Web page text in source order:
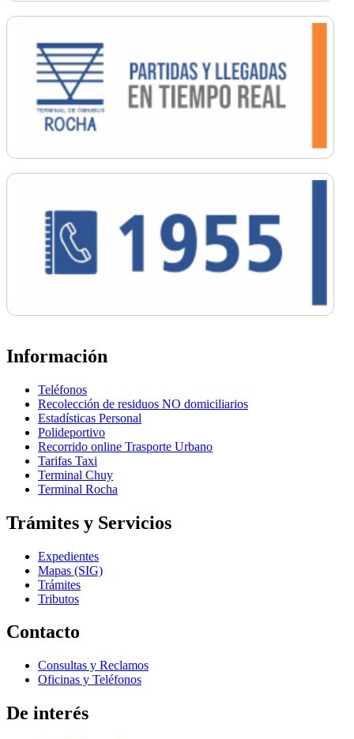
Información
Teléfonos
Recolección de residuos NO domiciliarios
Estadísticas Personal
Polideportivo
Recorrido online Trasporte Urbano
Tarifas Taxi
Terminal Chuy
Terminal Rocha
Trámites y Servicios
Expedientes
Mapas (SIG)
Trámites
Tributos
Contacto
Consultas y Reclamos
Oficinas y Teléfonos
De interés